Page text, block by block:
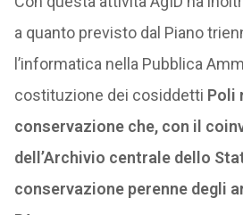
a quanto previsto dal Piano
l’informatica nella Pubblica
costituzione dei cosiddetti Poli
conservazione che, con il
dell’Archivio centrale dello
conservazione perenne degli